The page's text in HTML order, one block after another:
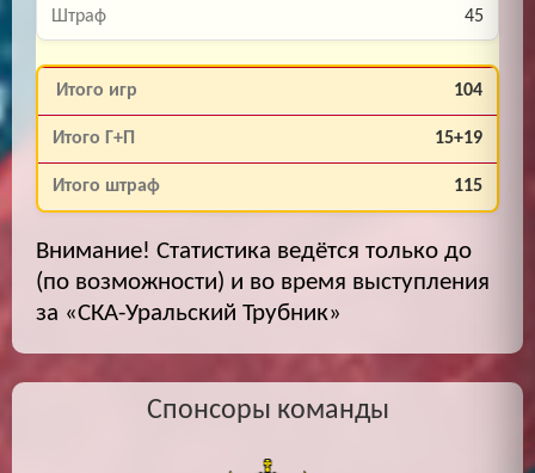
45
104
15+19
115
Внимание! Статистика ведётся только до
(по возможности) и во время выступления
за «СКА-Уральский Трубник»
Спонсоры команды